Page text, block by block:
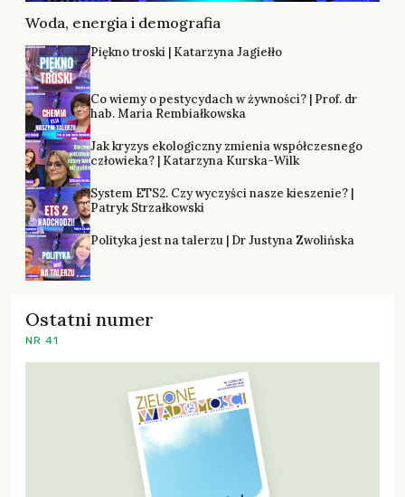
Woda, energia i demografia
Piękno troski | Katarzyna Jagiełło
Co wiemy o pestycydach w żywności? | Prof. dr
hab. Maria Rembiałkowska
Jak kryzys ekologiczny zmienia współczesnego
człowieka? | Katarzyna Kurska-Wilk
System ETS2. Czy wyczyści nasze kieszenie? |
Patryk Strzałkowski
Polityka jest na talerzu | Dr Justyna Zwolińska
Ostatni numer
NR 41